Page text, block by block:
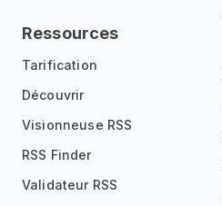
Ressources
Tarification
Découvrir
Visionneuse RSS
RSS Finder
Validateur RSS